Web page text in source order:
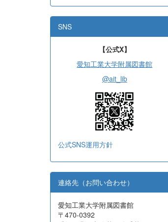
SNS
【公式X】
愛知工業大学附属図書館
@ait_lib
公式SNS運用方針
連絡先（お問い合わせ）
愛知工業大学附属図書館
〒470-0392